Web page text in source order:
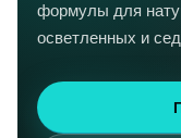
формулы для
осветленных и